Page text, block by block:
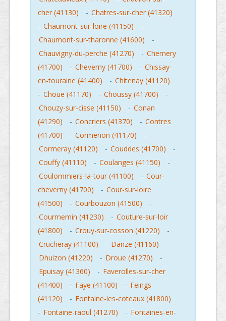
cher (41130)
- Chatres-sur-cher (41320)
- Chaumont-sur-loire (41150)
-
Chaumont-sur-tharonne (41600)
-
Chauvigny-du-perche (41270)
- Chemery
(41700)
- Cheverny (41700) - Chissay-
en-touraine (41400)
- Chitenay (41120)
- Choue (41170) - Choussy (41700)
-
Chouzy-sur-cisse (41150)
- Conan
(41290)
- Concriers (41370) - Contres
(41700)
- Cormenon (41170)
-
Cormeray (41120)
- Couddes (41700)
-
Couffy (41110)
- Coulanges (41150)
-
Coulommiers-la-tour (41100)
- Cour-
cheverny (41700)
- Cour-sur-loire
(41500)
- Courbouzon (41500)
-
Courmemin (41230)
- Couture-sur-loir
(41800)
- Crouy-sur-cosson (41220)
-
Crucheray (41100)
- Danze (41160)
-
Dhuizon (41220)
- Droue (41270)
-
Epuisay (41360)
- Faverolles-sur-cher
(41400)
- Faye (41100) - Feings
(41120)
- Fontaine-les-coteaux (41800)
- Fontaine-raoul (41270) - Fontaines-en-